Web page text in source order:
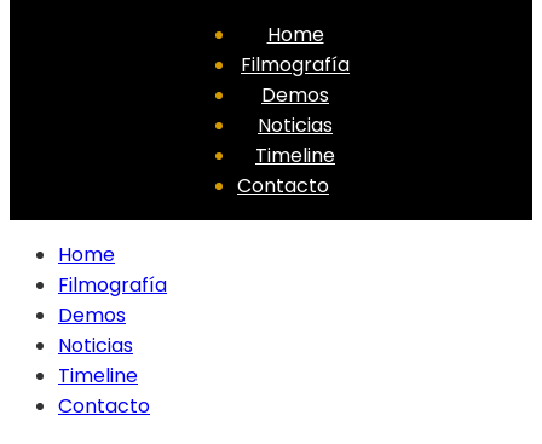
Home
Filmografía
Demos
Noticias
Timeline
Contacto
Home
Filmografía
Demos
Noticias
Timeline
Contacto